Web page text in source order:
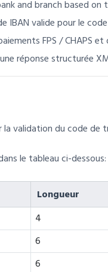
and branch based on
IBAN valide pour le
FPS / CHAPS
réponse structurée
validation du code de
le tableau ci-dessous:
Longueur
4
6
6